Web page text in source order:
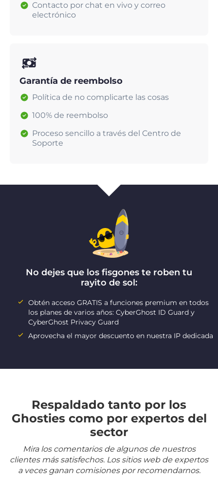
Contacto por chat en vivo y correo
electrónico
Garantía de reembolso
Política de no complicarte las cosas
100% de reembolso
Proceso sencillo a través del Centro de
Soporte
No dejes que los fisgones te roben tu
rayito de sol:
Obtén acceso GRATIS a funciones premium en todos
los planes de varios años: CyberGhost ID Guard y
CyberGhost Privacy Guard
Aprovecha el mayor descuento en nuestra IP dedicada
Respaldado tanto por los
Ghosties como por expertos del
sector
Mira los comentarios de algunos de nuestros
clientes más satisfechos. Los sitios web de expertos
a veces ganan comisiones por recomendarnos.